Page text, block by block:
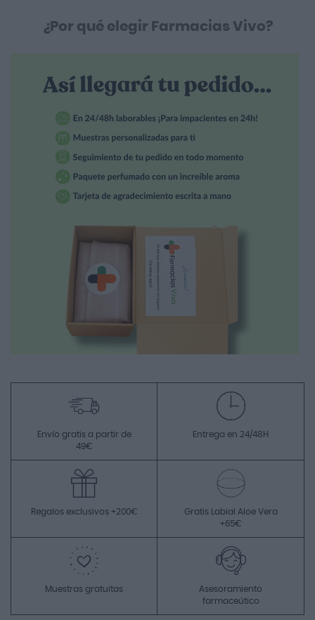
¿Por qué elegir Farmacias Vivo?
Envío gratis a partir de
49€
Entrega en 24/48H
Regalos exclusivos +200€
Gratis Labial Aloe Vera
+65€
Muestras gratuitas
Asesoramiento
farmaceútico